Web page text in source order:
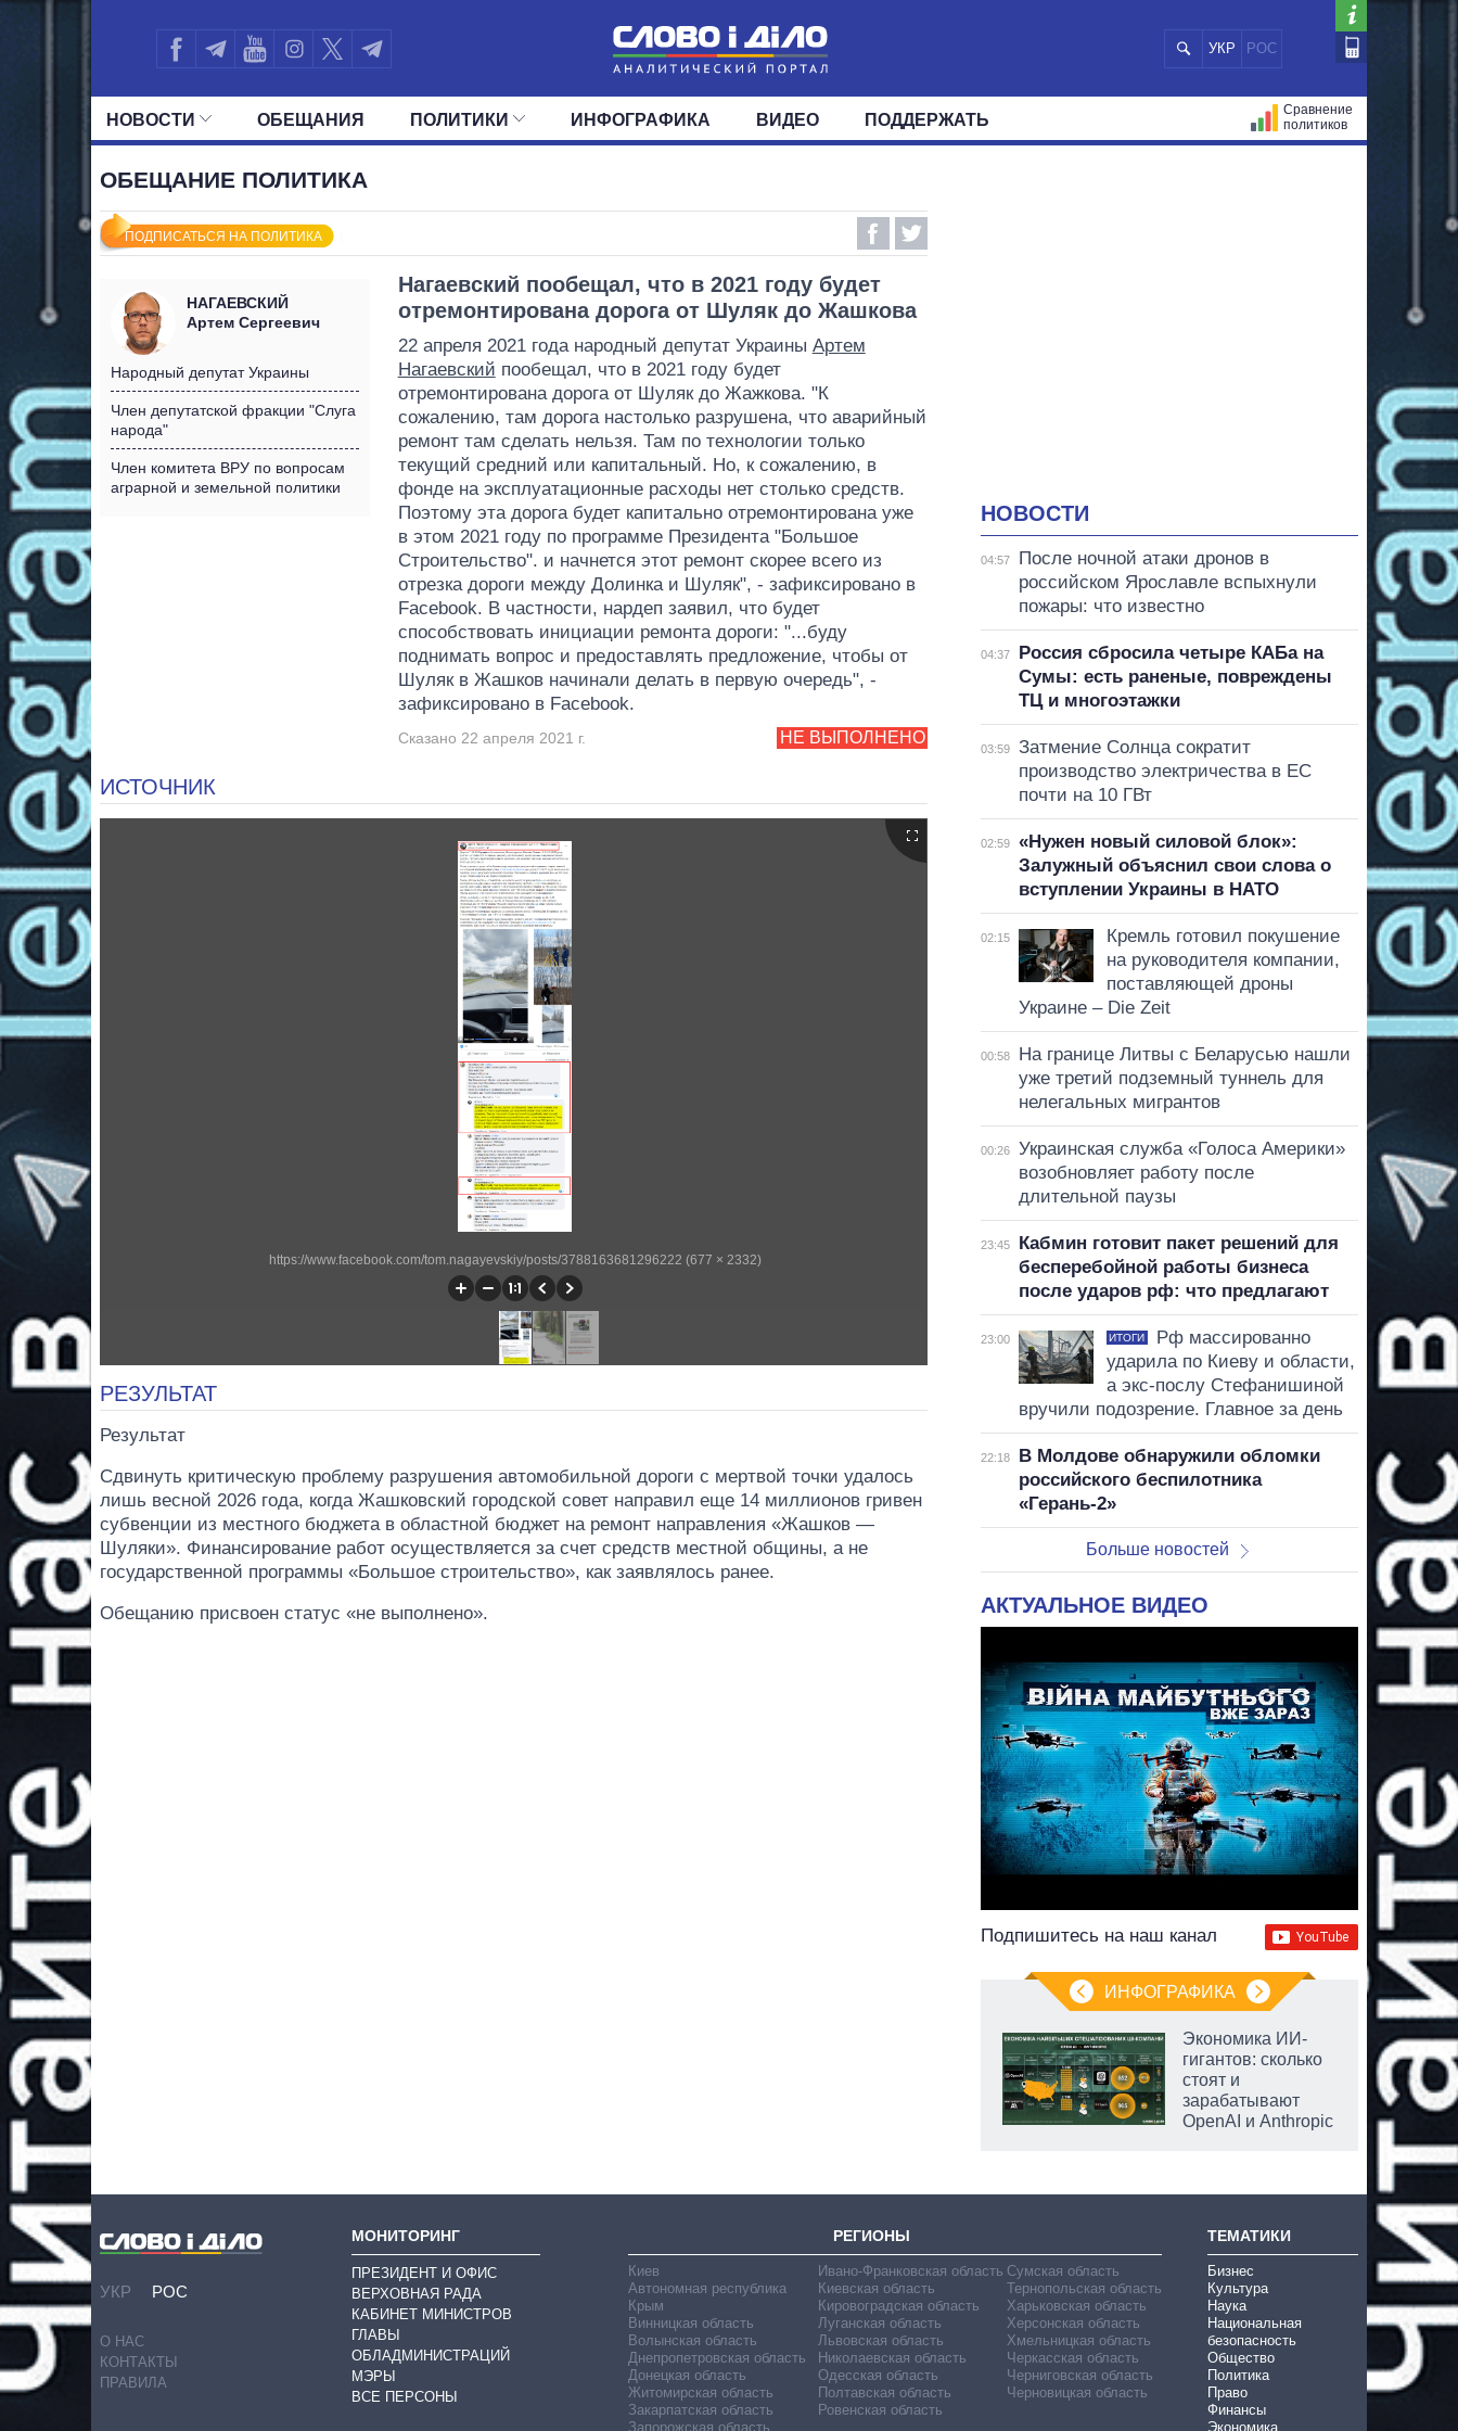
УКР РОС
НОВОСТИ
МИР
ОБЕЩАНИЯ ПОЛИТИКИ
ОКРУГА
ИНФОГРАФИКА ВИДЕО ПОДДЕРЖАТЬ
Сравнение
политиков
ОБЕЩАНИЕ ПОЛИТИКА
ПОДПИСАТЬСЯ НА ПОЛИТИКА
НАГАЕВСКИЙ
Артем Сергеевич
Народный депутат Украины
Член депутатской фракции "Слуга
народа"
Член комитета ВРУ по вопросам
аграрной и земельной политики
Нагаевский пообещал, что в 2021 году будет
отремонтирована дорога от Шуляк до Жашкова
22 апреля 2021 года народный депутат Украины Артем
Нагаевский пообещал, что в 2021 году будет
отремонтирована дорога от Шуляк до Жажкова. "К
сожалению, там дорога настолько разрушена, что аварийный
ремонт там сделать нельзя. Там по технологии только
текущий средний или капитальный. Но, к сожалению, в
фонде на эксплуатационные расходы нет столько средств.
Поэтому эта дорога будет капитально отремонтирована уже
в этом 2021 году по программе Президента "Большое
Строительство". и начнется этот ремонт скорее всего из
отрезка дороги между Долинка и Шуляк", - зафиксировано в
Facebook. В частности, нардеп заявил, что будет
способствовать инициации ремонта дороги: "...буду
поднимать вопрос и предоставлять предложение, чтобы от
Шуляк в Жашков начинали делать в первую очередь", -
зафиксировано в Facebook.
НЕ ВЫПОЛНЕНО
Сказано 22 апреля 2021 г.
ИСТОЧНИК
https://www.facebook.com/tom.nagayevskiy/posts/3788163681296222 (677 × 2332)
РЕЗУЛЬТАТ
Результат
Сдвинуть критическую проблему разрушения автомобильной дороги с мертвой точки удалось
лишь весной 2026 года, когда Жашковский городской совет направил еще 14 миллионов гривен
субвенции из местного бюджета в областной бюджет на ремонт направления «Жашков —
Шуляки». Финансирование работ осуществляется за счет средств местной общины, а не
государственной программы «Большое строительство», как заявлялось ранее.
Обещанию присвоен статус «не выполнено».
НОВОСТИ
04:57
После ночной атаки дронов в
российском Ярославле вспыхнули
пожары: что известно
04:37
Россия сбросила четыре КАБа на
Сумы: есть раненые, повреждены
ТЦ и многоэтажки
03:59
Затмение Солнца сократит
производство электричества в ЕС
почти на 10 ГВт
02:59
«Нужен новый силовой блок»:
Залужный объяснил свои слова о
вступлении Украины в НАТО
02:15
Кремль готовил покушение
на руководителя компании,
поставляющей дроны
Украине – Die Zeit
00:58
На границе Литвы с Беларусью нашли
уже третий подземный туннель для
нелегальных мигрантов
00:26
Украинская служба «Голоса Америки»
возобновляет работу после
длительной паузы
23:45
Кабмин готовит пакет решений для
бесперебойной работы бизнеса
после ударов рф: что предлагают
23:00 ИТОГИ
Рф массированно
ударила по Киеву и области,
а экс-послу Стефанишиной
вручили подозрение. Главное за день
22:18
В Молдове обнаружили обломки
российского беспилотника
«Герань-2»
Больше новостей
АКТУАЛЬНОЕ ВИДЕО
Подпишитесь на наш канал
ИНФОГРАФИКА
Экономика ИИ-
гигантов: сколько
стоят и
зарабатывают
OpenAI и Anthropic
УКР РОС
О НАС
КОНТАКТЫ
ПРАВИЛА
МОНИТОРИНГ
ПРЕЗИДЕНТ И ОФИС
ВЕРХОВНАЯ РАДА
КАБИНЕТ МИНИСТРОВ
ГЛАВЫ
ОБЛАДМИНИСТРАЦИЙ
МЭРЫ
ВСЕ ПЕРСОНЫ
РЕГИОНЫ
Киев
Автономная республика
Крым
Винницкая область
Волынская область
Днепропетровская область
Донецкая область
Житомирская область
Закарпатская область
Запорожская область
Ивано-Франковская область
Киевская область
Кировоградская область
Луганская область
Львовская область
Николаевская область
Одесская область
Полтавская область
Ровенская область
Сумская область
Тернопольская область
Харьковская область
Херсонская область
Хмельницкая область
Черкасская область
Черниговская область
Черновицкая область
ТЕМАТИКИ
Бизнес
Культура
Наука
Национальная
безопасность
Общество
Политика
Право
Финансы
Экономика